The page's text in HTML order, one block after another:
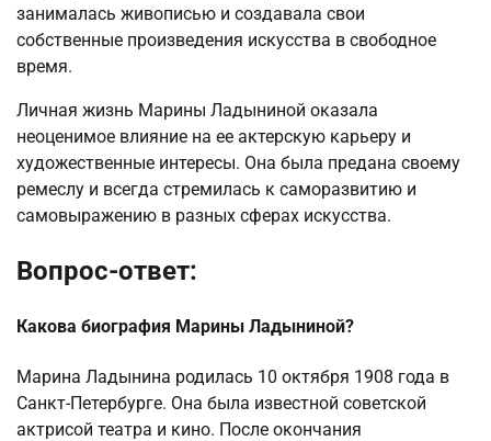
занималась живописью и создавала свои
собственные произведения искусства в свободное
время.
Личная жизнь Марины Ладыниной оказала
неоценимое влияние на ее актерскую карьеру и
художественные интересы. Она была предана своему
ремеслу и всегда стремилась к саморазвитию и
самовыражению в разных сферах искусства.
Вопрос-ответ:
Какова биография Марины Ладыниной?
Марина Ладынина родилась 10 октября 1908 года в
Санкт-Петербурге. Она была известной советской
актрисой театра и кино. После окончания